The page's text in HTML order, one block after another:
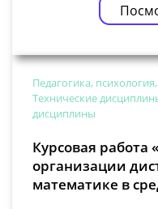
Педагогика,
Технические
дисциплины
Курсовая работа
организации
математике в